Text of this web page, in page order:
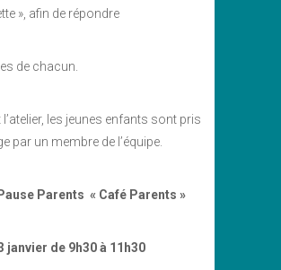
», afin de répondre
de chacun.
l’atelier, les jeunes enfants sont pris
par un membre de l’équipe.
Parents « Café Parents »
janvier de 9h30 à 11h30